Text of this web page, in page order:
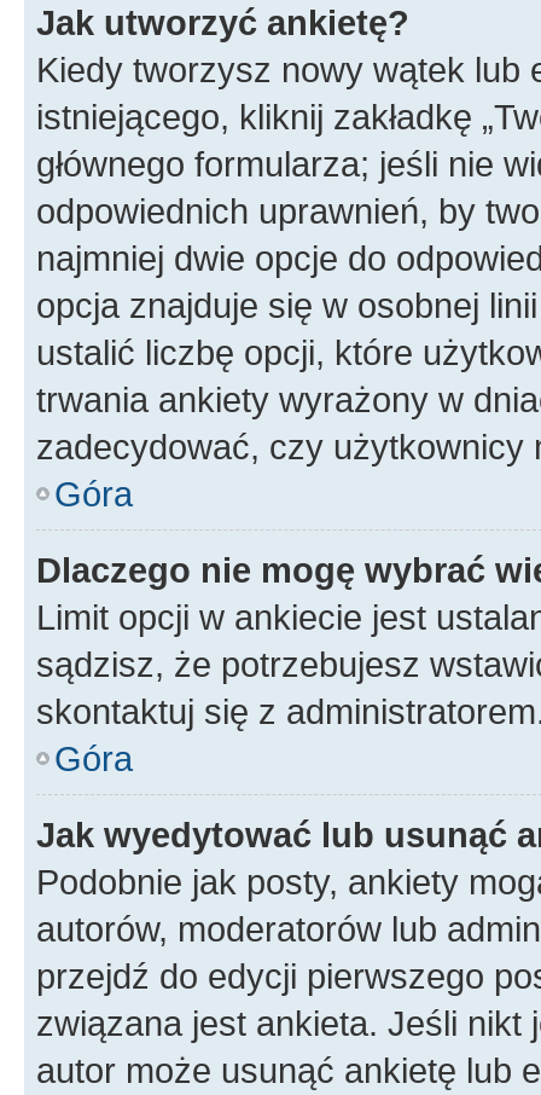
Jak utworzyć ankietę?
Kiedy tworzysz nowy wątek lub
istniejącego, kliknij zakładkę
głównego formularza; jeśli nie
odpowiednich uprawnień, by
najmniej dwie opcje do
opcja znajduje się w osobnej
ustalić liczbę opcji, które
trwania ankiety wyrażony w
zadecydować, czy użytkownicy
Góra
Dlaczego nie mogę wybrać
Limit opcji w ankiecie jest
sądzisz, że potrzebujesz
skontaktuj się z
Góra
Jak wyedytować lub usunąć
Podobnie jak posty, ankiety
autorów, moderatorów lub
przejdź do edycji pierwszego
związana jest ankieta. Jeśli nikt
autor może usunąć ankietę lub